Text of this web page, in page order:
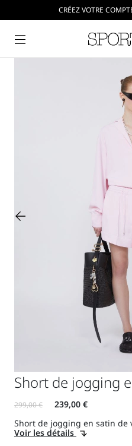
CRÉEZ VOTRE
Short de jogging
Short de jogging en satin de
Voir les détails